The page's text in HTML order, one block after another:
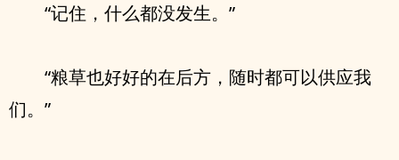
“记住，什么都没发生。”
“粮草也好好的在后方，随时都可以供应我
们。”